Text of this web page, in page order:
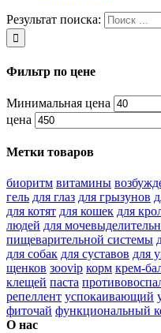
Результат поиска:
Фильтр по цене
Минимальная цена
цена
Метки товаров
биоритм витамины
гель для глаз для грызунов
для котят для кошек для
людей для
пищеварительной системы
для собак для суставов для
щенков зооvip корм крем-
клещей паста
репеллент успокаивающий
фиточай функциональный
О нас